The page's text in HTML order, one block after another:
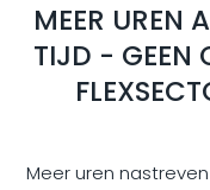
MEER UREN
TIJD - GEEN
Meer uren